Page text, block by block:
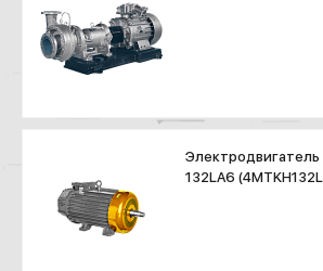
132LA6